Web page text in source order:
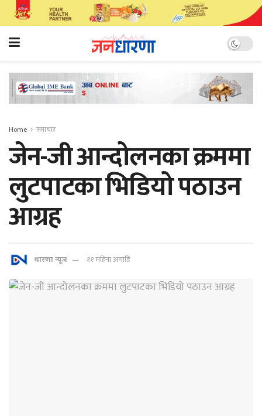
Home समाचार
जेन-जी आन्दोलनका क्रममा
लुटपाटका भिडियो पठाउन
आग्रह
धारणा न्यूज ११ महिना अगाडि